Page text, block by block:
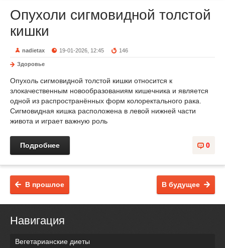
Опухоли сигмовидной толстой
кишки
nadietax 19-01-2026, 12:45 146
Здоровье
Опухоль сигмовидной толстой кишки относится к
злокачественным новообразованиям кишечника и является
одной из распространённых форм колоректального рака.
Сигмовидная кишка расположена в левой нижней части
живота и играет важную роль
0
Подробнее
В будущее
В прошлое
Навигация
Вегетарианские диеты